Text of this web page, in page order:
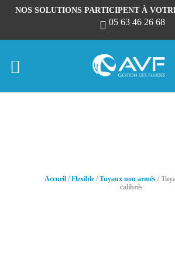
NOS SOLUTIONS PARTICIPENT À
05 63 46 26 68
Accueil /Flexible /Tuyaux non armés /
calibrés